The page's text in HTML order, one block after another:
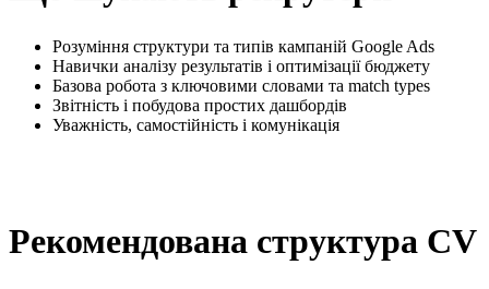
Розуміння структури та типів кампаній Google Ads
Навички аналізу результатів і оптимізації бюджету
Базова робота з ключовими словами та match types
Звітність і побудова простих дашбордів
Уважність, самостійність і комунікація
Рекомендована структура CV